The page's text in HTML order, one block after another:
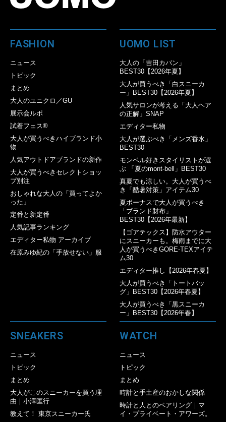
FASHION
ニュース
トピック
まとめ
大人のユニクロ／GU
展示会ルポ
試着フェス®︎
大人が買うべきハイブランド小
物
人気アウトドアブランドの新作
大人が買うべきセレクトショッ
プ別注
おしゃれな大人の「買ってよか
った」
定番と新定番
人気記事ランキング
エディター私物 アーカイブ
在原みゆ紀の「手放せない」服
UOMO LIST
大人の「吉田カバン」
BEST30【2026年夏】
大人が買うべき「白スニーカ
ー」BEST30【2026年夏】
人気サロンが考える「大人ヘア
の正解」SNAP
エディター私物
大人が選ぶべき「メンズ香水」
BEST30
モンベル好きスタイリストが選
ぶ 「夏のmont-bell」BEST30
真夏でも涼しい。大人が買うべ
き「酷暑対策」アイテム30
夏ボーナスで大人が買うべき
「ブランド財布」
BEST30【2026年最新】
【ゴアテックス】防水アウター
にスニーカーも。梅雨までに大
人が買うべきGORE-TEXアイテ
ム30
エディター推し【2026年春夏】
大人が買うべき「トートバッ
グ」BEST30【2026年春夏】
大人が買うべき「黒スニーカ
ー」BEST30【2026年春】
SNEAKERS
ニュース
トピック
まとめ
大人がこのスニーカーを買う理
由｜小澤匡行
教えて！ 東京スニーカー氏
WATCH
ニュース
トピック
まとめ
時計と手土産のおかしな関係
時計と人とのペアリング｜マ
イ・プライベート・アワーズ。